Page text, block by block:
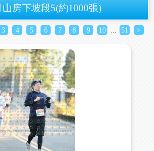
房下坡段5(約1000張)
3 4 5 6 7 8 9 10 51 >